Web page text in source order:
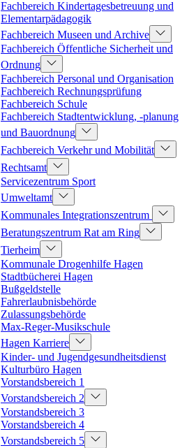
Fachbereich Kindertagesbetreuung und
Elementarpädagogik
Fachbereich Museen und Archive
Fachbereich Öffentliche Sicherheit und
Ordnung
Fachbereich Personal und Organisation
Fachbereich Rechnungsprüfung
Fachbereich Schule
Fachbereich Stadtentwicklung, -planung
und Bauordnung
Fachbereich Verkehr und Mobilität
Rechtsamt
Servicezentrum Sport
Umweltamt
Kommunales Integrationszentrum
Beratungszentrum Rat am Ring
Tierheim
Kommunale Drogenhilfe Hagen
Stadtbücherei Hagen
Bußgeldstelle
Fahrerlaubnisbehörde
Zulassungsbehörde
Max-Reger-Musikschule
Hagen Karriere
Kinder- und Jugendgesundheitsdienst
Kulturbüro Hagen
Vorstandsbereich 1
Vorstandsbereich 2
Vorstandsbereich 3
Vorstandsbereich 4
Vorstandsbereich 5